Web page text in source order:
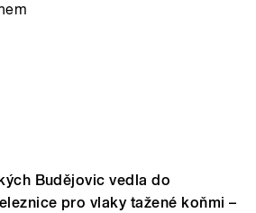
Budějovic vedla do
pro vlaky tažené koňmi –